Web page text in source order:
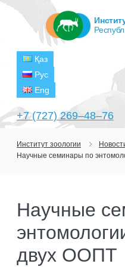
+7 (727) 269‒48‒76
Қаз
Рус
Eng
ГЛАВНАЯ
ЦЕЛИ И ЗАДАЧИ
РУКОВОДСТВО
СТРУКТУРА
ПОДРАЗДЕЛЕНИЯ
ЛАБОРАТОРИИ
НАУЧНО-
ПРОЕКТЫ
ТЕКУЩИЕ
Институт зоологии
Научные семинары по
Научные
двух ООПТ